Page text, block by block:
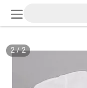
2
/
2